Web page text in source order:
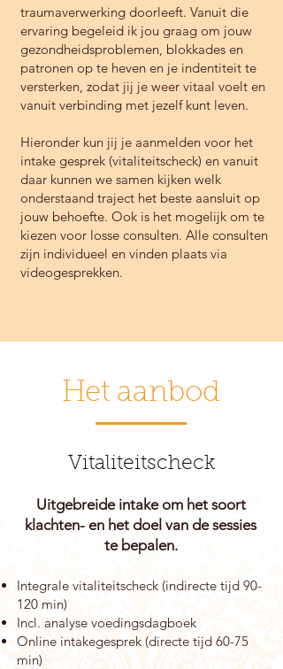
voeding- en leefstijl advies hierop aan.
Stap voor stap kleine veranderingen
invoeren is een goede manier om te
wennen aan iets wat geen dieet is, maar
een nieuwe manier van leven.
Tijdens het mentale en emotionele proces
kunnen we onderzoeken waar bepaalde
gevoelens, ongewenste gedragingen en
belemmerde overtuigingen ontstaan zijn.
Door gebruik te maken van diverse
methodieken word je steeds meer bewust
van je patronen en structuren en kun je
Ik werk intuïtief en samen kijken we naar
de methoden die het beste bij jou
aansluiten. Zo kunnen we methodieken
PsychoTrauma Therapy), NLP (master
analyse.
Ook kunnen we ademwerk inzetten. Door
krachtige vormen van ademwerk worden
opgeslagen emoties, spanningen en
trauma losgelaten. Door deze bevrijding
van de ademhaling komt er weer meer
ruimte voor energie en levenskracht.
traumaverwerking doorleeft. Vanuit die
ervaring begeleid ik jou graag om jouw
gezondheidsproblemen, blokkades en
patronen op te heven en je indentiteit te
versterken, zodat jij je weer vitaal voelt en
vanuit verbinding met jezelf kunt leven.
Hieronder kun jij je aanmelden voor het
intake gesprek (vitaliteitscheck) en vanuit
daar kunnen we samen kijken welk
onderstaand traject het beste aansluit op
jouw behoefte. Ook is het mogelijk om te
kiezen voor losse consulten. Alle consulten
zijn individueel en vinden plaats via
videogesprekken.
Het aanbod
Vitaliteitscheck
Uitgebreide intake om het soort
klachten- en het doel van de sessies
te bepalen.
Integrale vitaliteitscheck (indirecte tijd 90-
120 min)
Incl. analyse voedingsdagboek
Online intakegesprek (directe tijd 60-75
min)